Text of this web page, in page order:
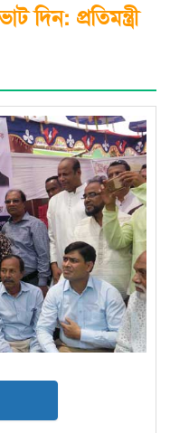
দিন: প্রতিমন্ত্রী